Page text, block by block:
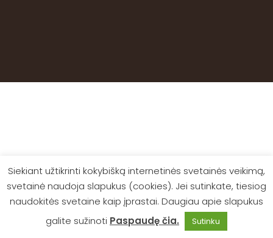
Siekiant užtikrinti kokybišką internetinės svetainės veikimą,
svetainė naudoja slapukus (cookies). Jei sutinkate, tiesiog
naudokitės svetaine kaip įprastai. Daugiau apie slapukus
galite sužinoti Paspaudę čia. Sutinku